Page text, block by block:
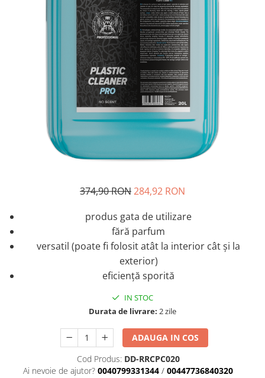
374,90 RON284,92 RON
produs gata de utilizare
fără parfum
versatil (poate fi folosit atât la interior cât și la
exterior)
eficiență sporită
IN STOC
Durata de livrare: 2 zile
ADAUGA IN COS
Cod Produs: DD-RRCPC020
Ai nevoie de ajutor? 0040799331344 / 00447736840320